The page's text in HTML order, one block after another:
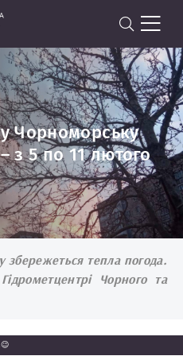
Чорноморську
з 5 по 11 лютого
збережеться тепла погода.
Чорного та